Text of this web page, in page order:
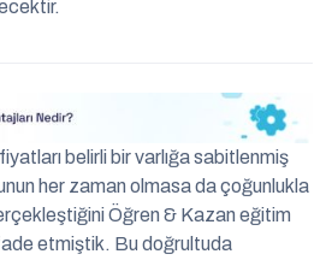
belirli bir varlığa sabitlenmiş
her zaman olmasa da çoğunlukla
Öğren & Kazan eğitim
ifade etmiştik. Bu doğrultuda